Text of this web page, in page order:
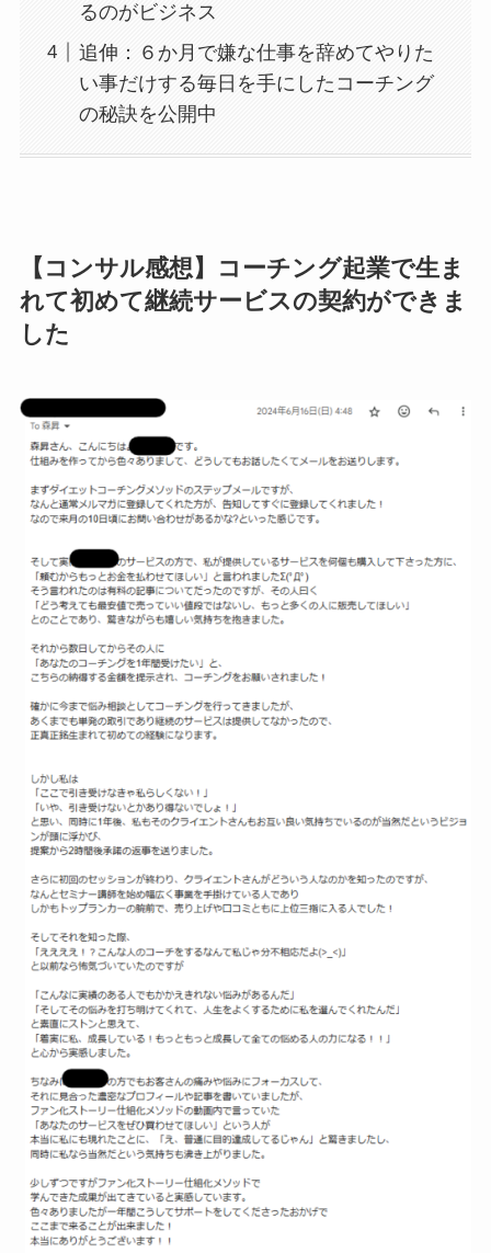
るのがビジネス
追伸：６か月で嫌な仕事を辞めてやりた
い事だけする毎日を手にしたコーチング
の秘訣を公開中
【コンサル感想】コーチング起業で生ま
れて初めて継続サービスの契約ができま
した